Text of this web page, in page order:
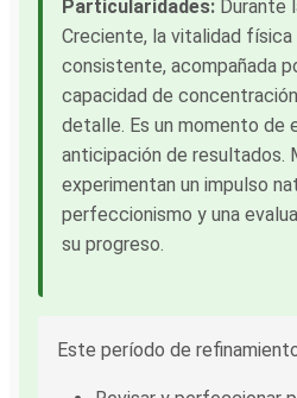
Particularidades: Durante
Creciente, la vitalidad
consistente, acompañada
capacidad de
detalle. Es un momento de
anticipación de resultados.
experimentan un impulso
perfeccionismo y una
su progreso.
Este período de